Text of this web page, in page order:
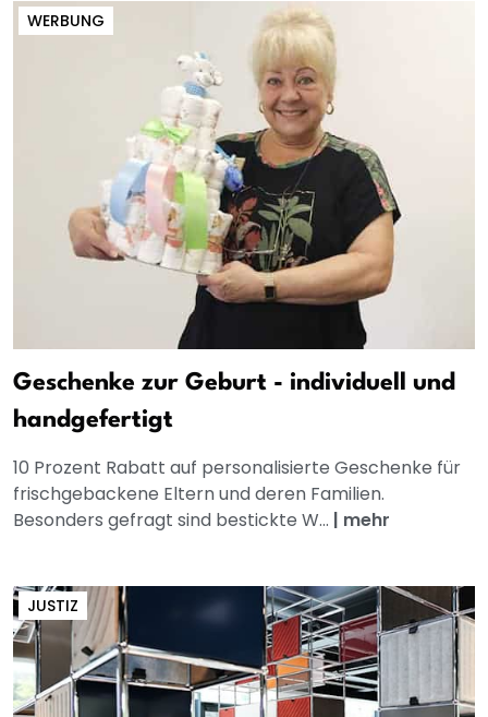
WERBUNG
Geschenke zur Geburt - individuell und
handgefertigt
10 Prozent Rabatt auf personalisierte Geschenke für
frischgebackene Eltern und deren Familien.
Besonders gefragt sind bestickte W... | mehr
JUSTIZ